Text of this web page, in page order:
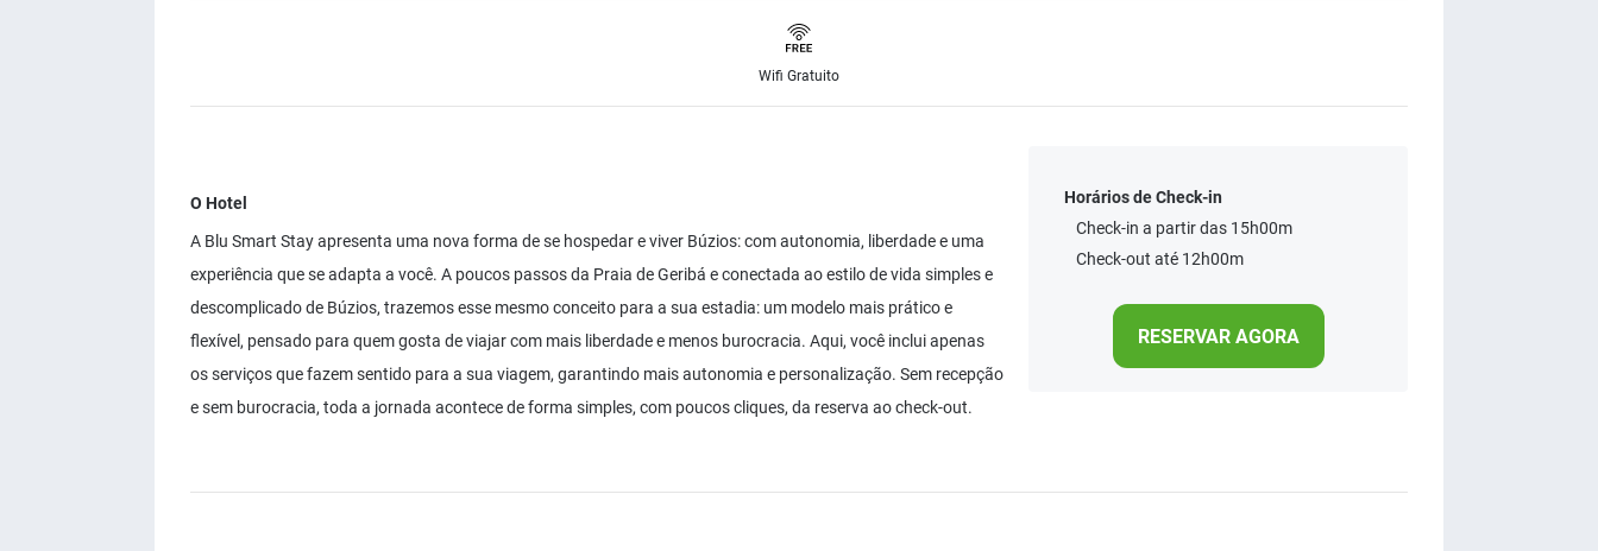
Wifi Gratuito
O Hotel
A Blu Smart Stay apresenta uma nova forma de se hospedar e viver Búzios: com autonomia, liberdade e uma
experiência que se adapta a você. A poucos passos da Praia de Geribá e conectada ao estilo de vida simples e
descomplicado de Búzios, trazemos esse mesmo conceito para a sua estadia: um modelo mais prático e
flexível, pensado para quem gosta de viajar com mais liberdade e menos burocracia. Aqui, você inclui apenas
os serviços que fazem sentido para a sua viagem, garantindo mais autonomia e personalização. Sem recepção
e sem burocracia, toda a jornada acontece de forma simples, com poucos cliques, da reserva ao check-out.
Horários de Check-in
Check-in a partir das 15h00m
Check-out até 12h00m
RESERVAR AGORA